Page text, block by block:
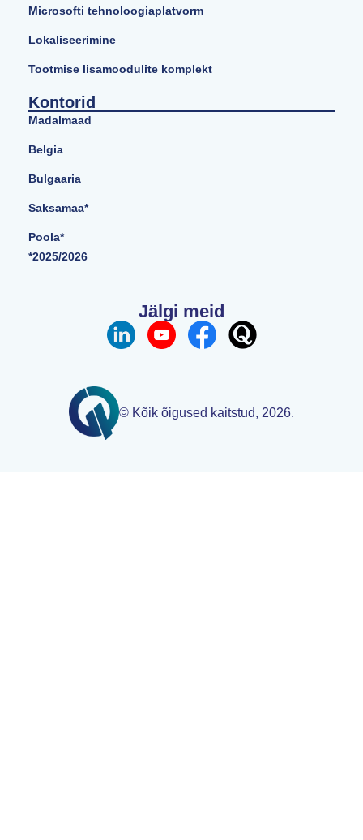
Microsofti tehnoloogiaplatvorm
Lokaliseerimine
Tootmise lisamoodulite komplekt
Kontorid
Madalmaad
Belgia
Bulgaaria
Saksamaa*
Poola*
*2025/2026
Jälgi meid
© Kõik õigused kaitstud, 2026.